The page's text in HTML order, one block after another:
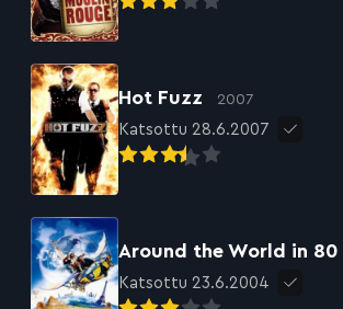
Hot Fuzz 2007
Katsottu 28.6.2007
Around the World in 80
Katsottu 23.6.2004